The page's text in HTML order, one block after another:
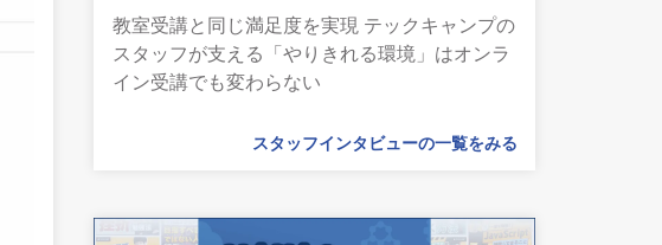
教室受講と同じ満足度を実現 テックキャンプの
スタッフが支える「やりきれる環境」はオンラ
イン受講でも変わらない
スタッフインタビューの一覧をみる